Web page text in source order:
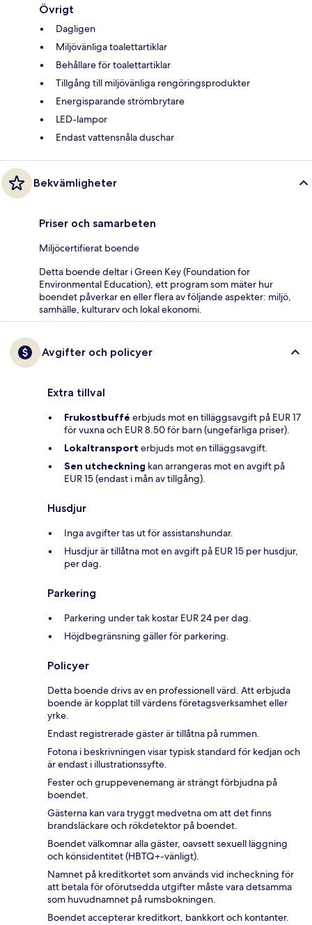
Övrigt
Dagligen
Miljövänliga toalettartiklar
Behållare för toalettartiklar
Tillgång till miljövänliga rengöringsprodukter
Energisparande strömbrytare
LED-lampor
Endast vattensnåla duschar
Bekvämligheter
Priser och samarbeten
Miljöcertifierat boende
Detta boende deltar i Green Key (Foundation for
Environmental Education), ett program som mäter hur
boendet påverkar en eller flera av följande aspekter: miljö,
samhälle, kulturarv och lokal ekonomi.
Avgifter och policyer
Extra tillval
Frukostbuffé erbjuds mot en tilläggsavgift på EUR 17
för vuxna och EUR 8.50 för barn (ungefärliga priser).
Lokaltransport erbjuds mot en tilläggsavgift.
Sen utcheckning kan arrangeras mot en avgift på
EUR 15 (endast i mån av tillgång).
Husdjur
Inga avgifter tas ut för assistanshundar.
Husdjur är tillåtna mot en avgift på EUR 15 per husdjur,
per dag.
Parkering
Parkering under tak kostar EUR 24 per dag.
Höjdbegränsning gäller för parkering.
Policyer
Detta boende drivs av en professionell värd. Att erbjuda
boende är kopplat till värdens företagsverksamhet eller
yrke.
Endast registrerade gäster är tillåtna på rummen.
Fotona i beskrivningen visar typisk standard för kedjan och
är endast i illustrationssyfte.
Fester och gruppevenemang är strängt förbjudna på
boendet.
Gästerna kan vara tryggt medvetna om att det finns
brandsläckare och rökdetektor på boendet.
Boendet välkomnar alla gäster, oavsett sexuell läggning
och könsidentitet (HBTQ+-vänligt).
Namnet på kreditkortet som används vid incheckning för
att betala för oförutsedda utgifter måste vara detsamma
som huvudnamnet på rumsbokningen.
Boendet accepterar kreditkort, bankkort och kontanter.